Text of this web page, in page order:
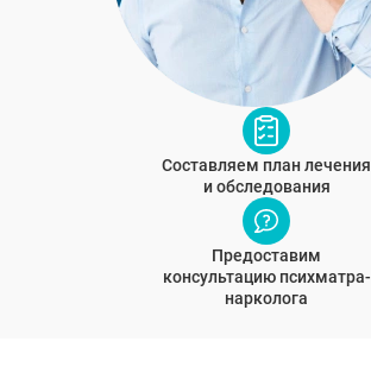
Составляем план лечения
и обследования
Предоставим
консультацию психматра-
нарколога